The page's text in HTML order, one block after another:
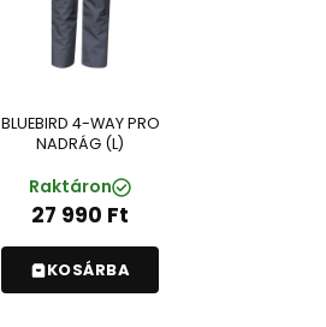
BLUEBIRD 4-WAY PRO
NADRÁG (L)
Raktáron
27 990 Ft
KOSÁRBA